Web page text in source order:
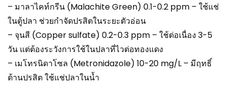
– มาลาไคท์กรีน (Malachite Green) 0.1-0.2 ppm – ใช้แช่
ในตู้ปลา ช่วยกำจัดปรสิตในระยะตัวอ่อน
– จุนสี (Copper sulfate) 0.2-0.3 ppm – ใช้ต่อเนื่อง 3-5
วัน แต่ต้องระวังการใช้ในปลาที่ไวต่อทองแดง
– เมโทรนิดาโซล (Metronidazole) 10-20 mg/L – มีฤทธิ์
ต้านปรสิต ใช้แช่ปลาในน้ำ